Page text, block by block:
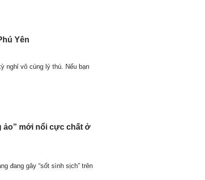
Yên
nghỉ vô cùng lý thú. Nếu bạn
ảo” mới nổi cực chất ở
đang gây “sốt sình sịch” trên